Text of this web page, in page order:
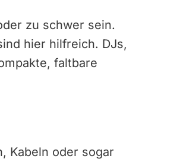
zu schwer sein.
hier hilfreich. DJs,
faltbare
Kabeln oder sogar